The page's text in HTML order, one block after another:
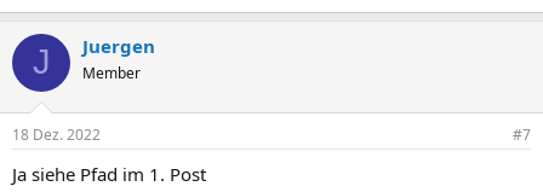
J Juergen
Member
18 Dez. 2022 #7
Ja siehe Pfad im 1. Post